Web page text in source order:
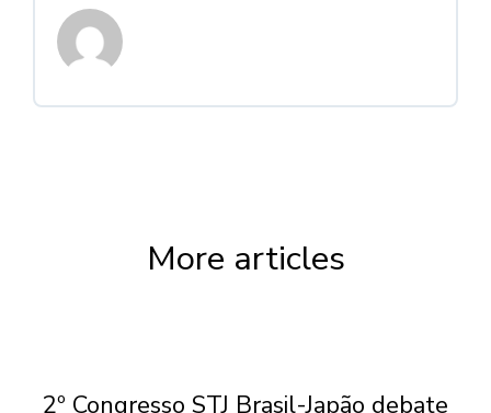
More articles
2º Congresso STJ Brasil-Japão debate